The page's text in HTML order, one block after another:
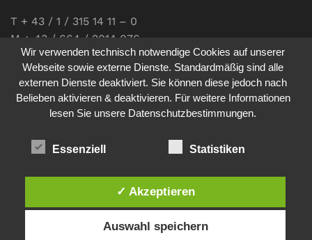
T + 43 / 1 / 315 14 11 – 0
M + 43 / 664 / 2014 076
E-Mail:office@communications.co.at
Homepage:www.communications.co.at
UID: ATU 811 196 56
Sabine Pöhacker MSc.
Datenschutz
Wir verwenden technisch notwendige Cookies auf unserer
Webseite sowie externe Dienste. Standardmäßig sind alle
externen Dienste deaktiviert. Sie können diese jedoch nach
Belieben aktivieren & deaktivieren. Für weitere Informationen
lesen Sie unsere Datenschutzbestimmungen.
Essenziell Statistiken
✓ Akzeptieren
Auswahl speichern